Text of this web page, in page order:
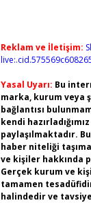
Reklam ve İletişim:
Yasal Uyarı: Bu
marka, kurum veya
bağlantısı
kendi
paylaşılmaktadır.
haber niteliği
ve kişiler hakkında
Gerçek kurum ve
tamamen
halindedir ve